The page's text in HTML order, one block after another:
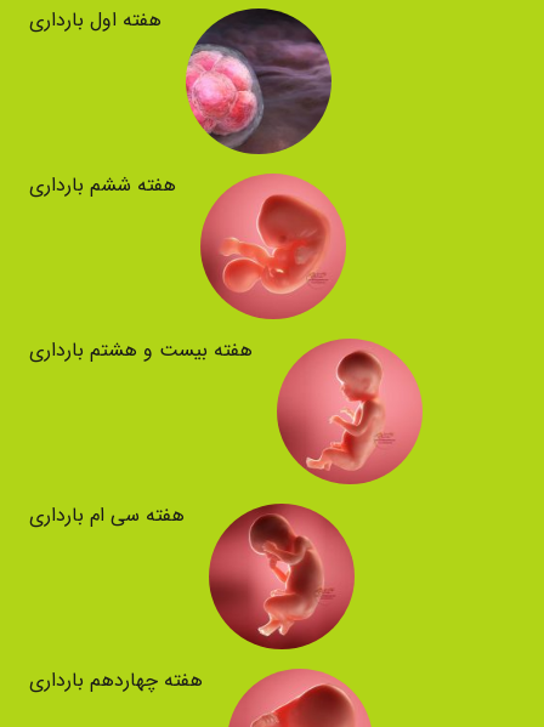
هفته اول بارداری
هفته ششم بارداری
هفته بیست و هشتم بارداری
هفته سی ام بارداری
هفته چهاردهم بارداری